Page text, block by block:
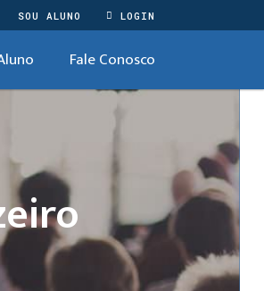
SOU ALUNO LOGIN
Fale Conosco